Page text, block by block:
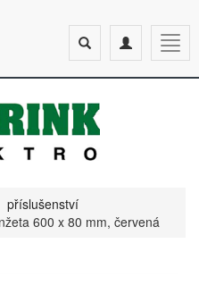
Toggle
navigation
Toggle
search
příslušenství
600 x 80 mm, červená